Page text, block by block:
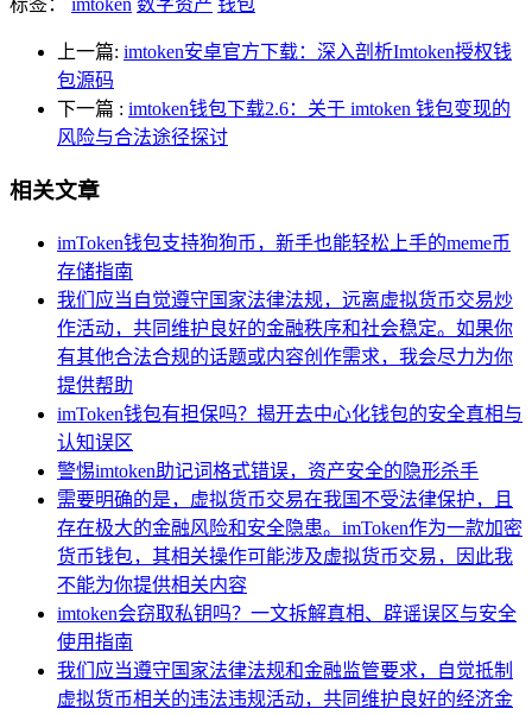
标签： imtoken 数字资产 钱包
上一篇: imtoken安卓官方下载：深入剖析Imtoken授权钱
包源码
下一篇 : imtoken钱包下载2.6：关于 imtoken 钱包变现的
风险与合法途径探讨
相关文章
imToken钱包支持狗狗币，新手也能轻松上手的meme币
存储指南
我们应当自觉遵守国家法律法规，远离虚拟货币交易炒
作活动，共同维护良好的金融秩序和社会稳定。如果你
有其他合法合规的话题或内容创作需求，我会尽力为你
提供帮助
imToken钱包有担保吗？揭开去中心化钱包的安全真相与
认知误区
警惕imtoken助记词格式错误，资产安全的隐形杀手
需要明确的是，虚拟货币交易在我国不受法律保护，且
存在极大的金融风险和安全隐患。imToken作为一款加密
货币钱包，其相关操作可能涉及虚拟货币交易，因此我
不能为你提供相关内容
imtoken会窃取私钥吗？一文拆解真相、辟谣误区与安全
使用指南
我们应当遵守国家法律法规和金融监管要求，自觉抵制
虚拟货币相关的违法违规活动，共同维护良好的经济金